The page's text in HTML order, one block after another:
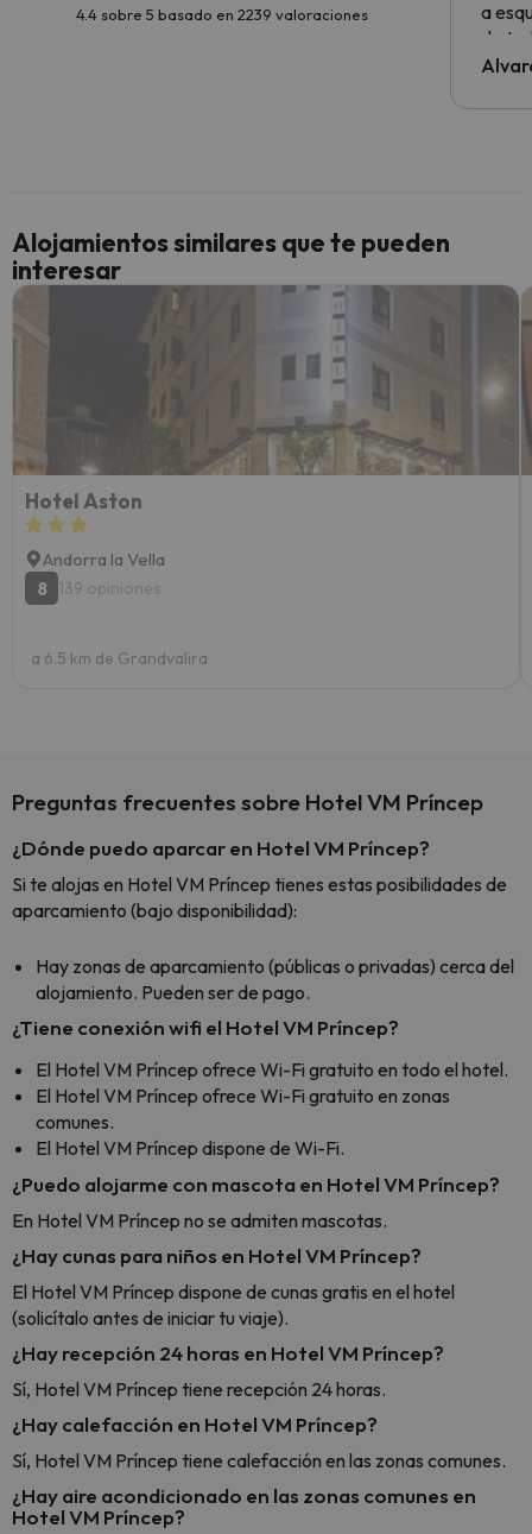
4.4 sobre 5 basado en 2239 valoraciones
a
de
al
culpa
yo.
Alojamientos similares que te pueden
interesar
Hotel Aston
Andorra la Vella
8
139 opiniones
a 6.5 km de Grandvalira
Preguntas frecuentes sobre Hotel VM Príncep
¿Dónde puedo aparcar en Hotel VM Príncep?
Si te alojas en Hotel VM Príncep tienes estas posibilidades de
aparcamiento (bajo disponibilidad):
Hay zonas de aparcamiento (públicas o privadas) cerca del
alojamiento. Pueden ser de pago.
¿Tiene conexión wifi el Hotel VM Príncep?
El Hotel VM Príncep ofrece Wi-Fi gratuito en todo el hotel.
El Hotel VM Príncep ofrece Wi-Fi gratuito en zonas
comunes.
El Hotel VM Príncep dispone de Wi-Fi.
¿Puedo alojarme con mascota en Hotel VM Príncep?
En Hotel VM Príncep no se admiten mascotas.
¿Hay cunas para niños en Hotel VM Príncep?
El Hotel VM Príncep dispone de cunas gratis en el hotel
(solicítalo antes de iniciar tu viaje).
¿Hay recepción 24 horas en Hotel VM Príncep?
Sí, Hotel VM Príncep tiene recepción 24 horas.
¿Hay calefacción en Hotel VM Príncep?
Sí, Hotel VM Príncep tiene calefacción en las zonas comunes.
¿Hay aire acondicionado en las zonas comunes en
Hotel VM Príncep?